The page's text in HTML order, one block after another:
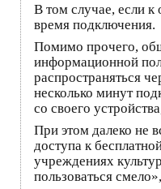
В том случае, если к
время подключения.
Помимо прочего,
информационной
распространяться
несколько минут
со своего
При этом далеко не
доступа к
учреждениях
пользоваться